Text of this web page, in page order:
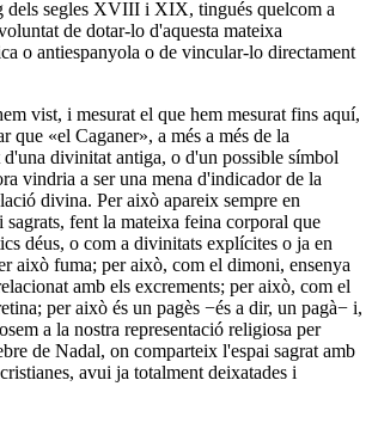
dels segles XVIII i XIX, tingués quelcom a
de dotar-lo d'aquesta mateixa
o antiespanyola o de vincular-lo directament
vist, i mesurat el que hem mesurat fins aquí,
que «el Caganer», a més a més de la
divinitat antiga, o d'un possible símbol
vindria a ser una mena d'indicador de la
divina. Per això apareix sempre en
fent la mateixa feina corporal que
déus, o com a divinitats explícites o ja en
això fuma; per això, com el dimoni, ensenya
amb els excrements; per això, com el
per això és un pagès −és a dir, un pagà− i,
a la nostra representació religiosa per
de Nadal, on comparteix l'espai sagrat amb
avui ja totalment deixatades i